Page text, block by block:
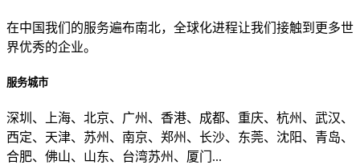
在中国我们的服务遍布南北，全球化进程让我们接触到更多世
界优秀的企业。
服务城市
深圳、上海、北京、广州、香港、成都、重庆、杭州、武汉、
西定、天津、苏州、南京、郑州、长沙、东莞、沈阳、青岛、
合肥、佛山、山东、台湾苏州、厦门...